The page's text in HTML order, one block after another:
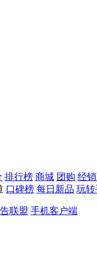
排行榜 商城 团购 经
口碑榜 每日新品 玩
联盟 手机客户端